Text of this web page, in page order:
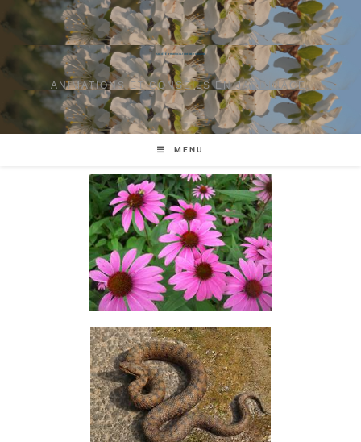
SOCIÉTÉ D'HORTICULTURE DE TOURAINE
ANIMATIONS ET CONSEILS EN JARDINAGE.
MENU